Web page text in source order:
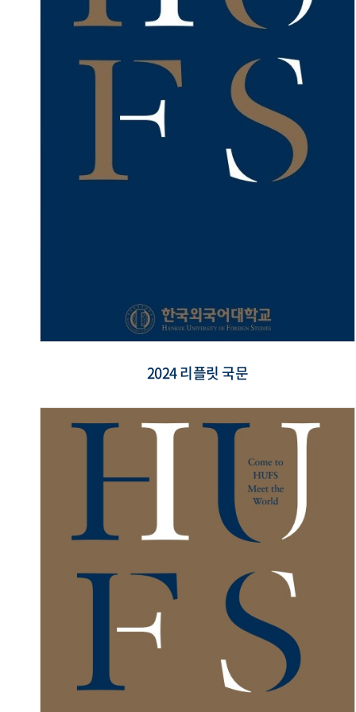
2024 리플릿 국문